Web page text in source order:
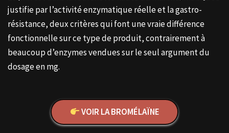
justifie par l’activité enzymatique réelle et la gastro-
résistance, deux critères qui font une vraie différence
fonctionnelle sur ce type de produit, contrairement à
beaucoup d’enzymes vendues sur le seul argument du
dosage en mg.
VOIR LA BROMÉLAÏNE